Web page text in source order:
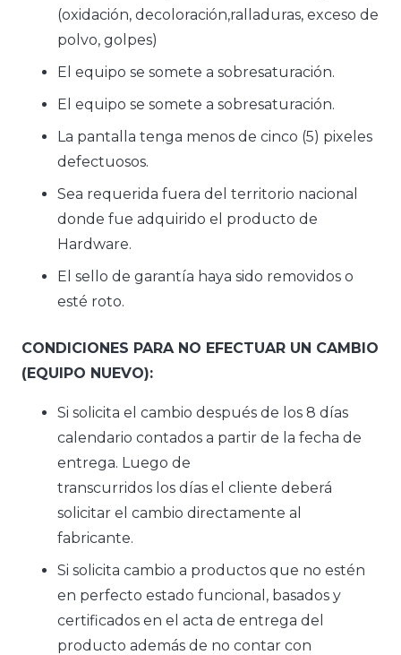
(oxidación, decoloración,ralladuras, exceso de
polvo, golpes)
El equipo se somete a sobresaturación.
El equipo se somete a sobresaturación.
La pantalla tenga menos de cinco (5) pixeles
defectuosos.
Sea requerida fuera del territorio nacional
donde fue adquirido el producto de
Hardware.
El sello de garantía haya sido removidos o
esté roto.
CONDICIONES PARA NO EFECTUAR UN CAMBIO
(EQUIPO NUEVO):
Si solicita el cambio después de los 8 días
calendario contados a partir de la fecha de
entrega. Luego de
transcurridos los días el cliente deberá
solicitar el cambio directamente al
fabricante.
Si solicita cambio a productos que no estén
en perfecto estado funcional, basados y
certificados en el acta de entrega del
producto además de no contar con